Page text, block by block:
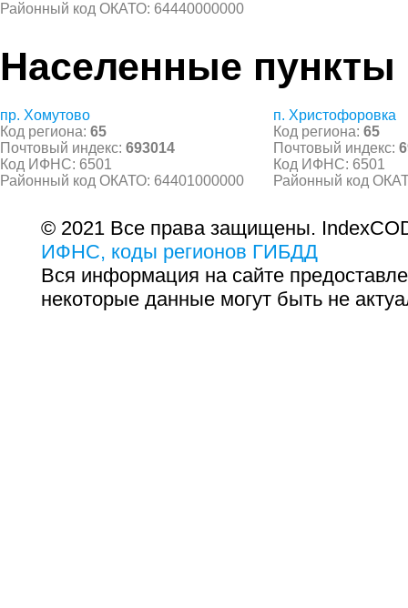
Районный код ОКАТО: 64440000000
Населенные пункты
пр. Хомутово
Код региона: 65
Почтовый индекс: 693014
Код ИФНС: 6501
Районный код ОКАТО: 64401000000
п. Христофоровка
Код региона: 65
Почтовый индекс:
Код ИФНС: 6501
Районный код
© 2021 Все права защищены.
ИФНС, коды регионов ГИБДД
Вся информация на сайте
некоторые данные могут быть не